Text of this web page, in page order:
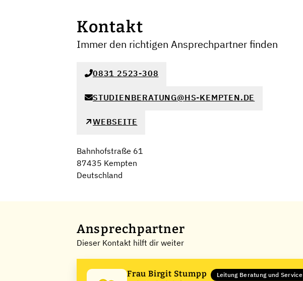
Kontakt
Immer den richtigen Ansprechpartner finden
0831 2523-308
STUDIENBERATUNG@HS-KEMPTEN.DE
WEBSEITE
Bahnhofstraße 61
87435 Kempten
Deutschland
Ansprechpartner
Dieser Kontakt hilft dir weiter
Frau Birgit Stumpp Leitung Beratung und Service